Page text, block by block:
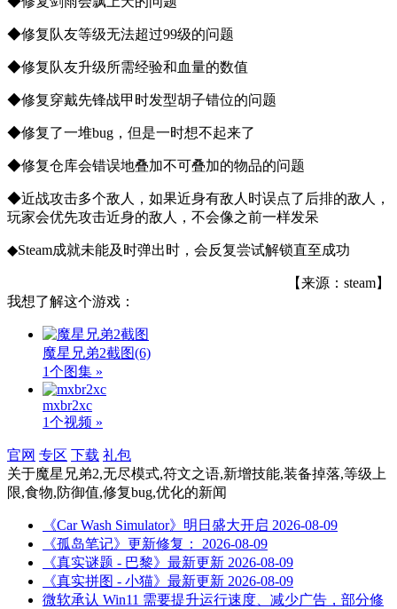
◆修复队友等级无法超过99级的问题
◆修复队友升级所需经验和血量的数值
◆修复穿戴先锋战甲时发型胡子错位的问题
◆修复了一堆bug，但是一时想不起来了
◆修复仓库会错误地叠加不可叠加的物品的问题
◆近战攻击多个敌人，如果近身有敌人时误点了后排的敌人，
玩家会优先攻击近身的敌人，不会像之前一样发呆
◆Steam成就未能及时弹出时，会反复尝试解锁直至成功
【来源：steam】
我想了解这个游戏：
魔星兄弟2截图(6)
1个图集 »
mxbr2xc
1个视频 »
官网 专区 下载 礼包
关于魔星兄弟2,无尽模式,符文之语,新增技能,装备掉落,等级上
限,食物,防御值,修复bug,优化的新闻
《Car Wash Simulator》明日盛大开启 2026-08-09
《孤岛笔记》更新修复：
2026-08-09
《真实谜题 - 巴黎》最新更新 2026-08-09
《真实拼图 - 小猫》最新更新 2026-08-09
微软承认 Win11 需要提升运行速度、减少广告，部分修